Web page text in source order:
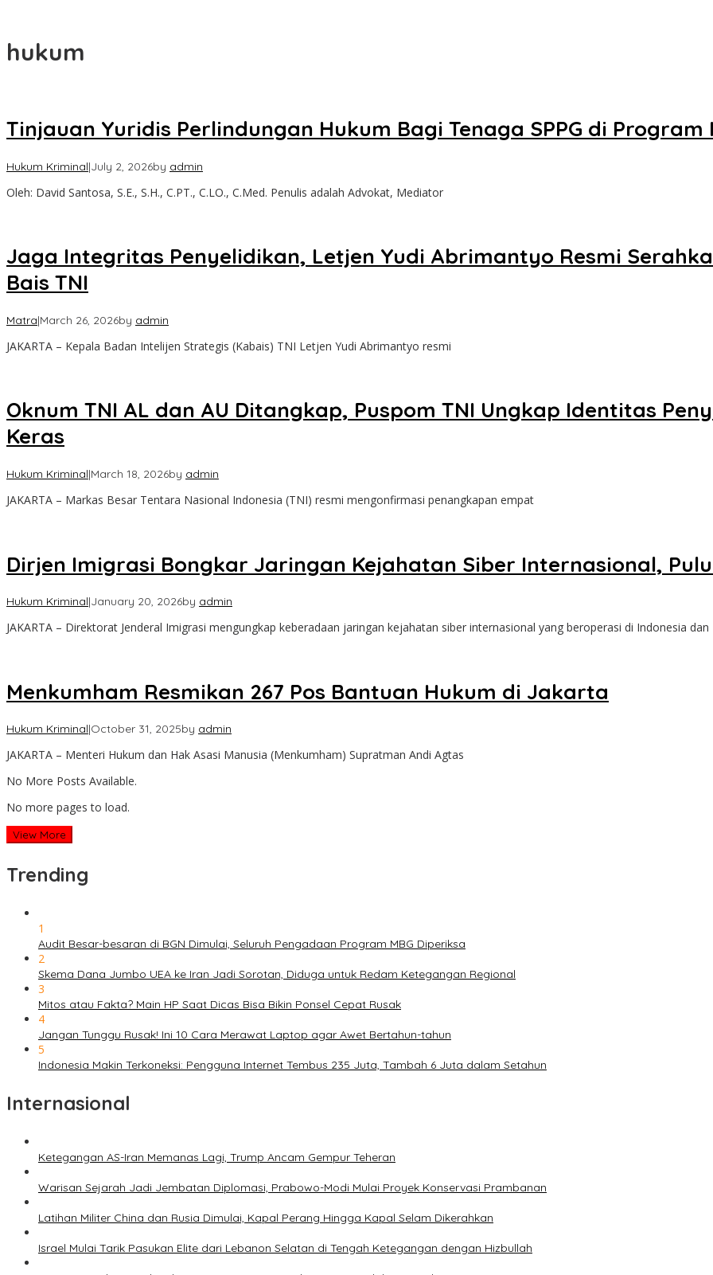
hukum
Tinjauan Yuridis Perlindungan Hukum Bagi Tenaga SPPG di Program
Hukum Kriminal|July 2, 2026by admin
Oleh: David Santosa, S.E., S.H., C.PT., C.LO., C.Med. Penulis adalah Advokat, Mediator
Jaga Integritas Penyelidikan, Letjen Yudi Abrimantyo Resmi
Bais TNI
Matra|March 26, 2026by admin
JAKARTA – Kepala Badan Intelijen Strategis (Kabais) TNI Letjen Yudi Abrimantyo resmi
Oknum TNI AL dan AU Ditangkap, Puspom TNI Ungkap Identitas
Keras
Hukum Kriminal|March 18, 2026by admin
JAKARTA – Markas Besar Tentara Nasional Indonesia (TNI) resmi mengonfirmasi penangkapan empat
Dirjen Imigrasi Bongkar Jaringan Kejahatan Siber Internasional,
Hukum Kriminal|January 20, 2026by admin
JAKARTA – Direktorat Jenderal Imigrasi mengungkap keberadaan jaringan kejahatan siber internasional yang beroperasi di Indonesia dan
Menkumham Resmikan 267 Pos Bantuan Hukum di Jakarta
Hukum Kriminal|October 31, 2025by admin
JAKARTA – Menteri Hukum dan Hak Asasi Manusia (Menkumham) Supratman Andi Agtas
No More Posts Available.
No more pages to load.
View More
Trending
1
Audit Besar-besaran di BGN Dimulai, Seluruh Pengadaan Program MBG Diperiksa
2
Skema Dana Jumbo UEA ke Iran Jadi Sorotan, Diduga untuk Redam Ketegangan Regional
3
Mitos atau Fakta? Main HP Saat Dicas Bisa Bikin Ponsel Cepat Rusak
4
Jangan Tunggu Rusak! Ini 10 Cara Merawat Laptop agar Awet Bertahun-tahun
5
Indonesia Makin Terkoneksi: Pengguna Internet Tembus 235 Juta, Tambah 6 Juta dalam Setahun
Internasional
Ketegangan AS-Iran Memanas Lagi, Trump Ancam Gempur Teheran
Warisan Sejarah Jadi Jembatan Diplomasi, Prabowo-Modi Mulai Proyek Konservasi Prambanan
Latihan Militer China dan Rusia Dimulai, Kapal Perang Hingga Kapal Selam Dikerahkan
Israel Mulai Tarik Pasukan Elite dari Lebanon Selatan di Tengah Ketegangan dengan Hizbullah